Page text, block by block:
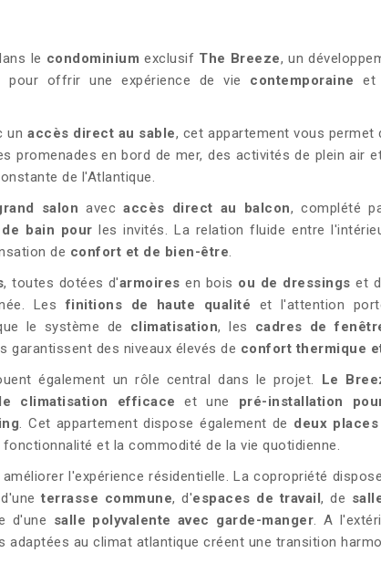
le condominium exclusif The Breeze, un
pour offrir une expérience de vie contemporaine et
unaccès direct au sable, cet appartement vous permet
promenades en bord de mer, des activités de plein air
de l'Atlantique.
salonavecaccès direct au balcon, complété
bain pour les invités. La relation fluide entre
de confort et de bien-être.
, toutes dotées d'armoires en bois ou de dressings et
Lesfinitions de haute qualité et l'attention
le système de climatisation, les cadres de
garantissent des niveaux élevés de confort thermique
également un rôle central dans le projet. Le
climatisation efficace et une pré-installation
. Cet appartement dispose également de deux
et la commodité de la vie quotidienne.
l'expérience résidentielle. La copropriété
terrasse commune, d'espaces de travail, de
d'une salle polyvalente avec garde-manger. A
adaptées au climat atlantique créent une transition